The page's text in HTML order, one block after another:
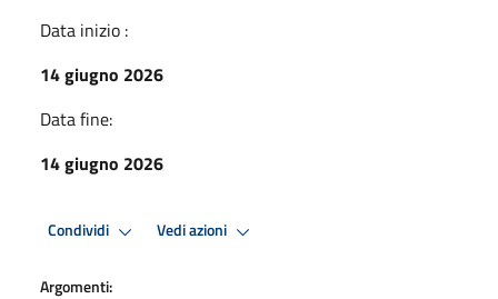
Data inizio :
14 giugno 2026
Data fine:
14 giugno 2026
Condividi Vedi azioni
Argomenti: